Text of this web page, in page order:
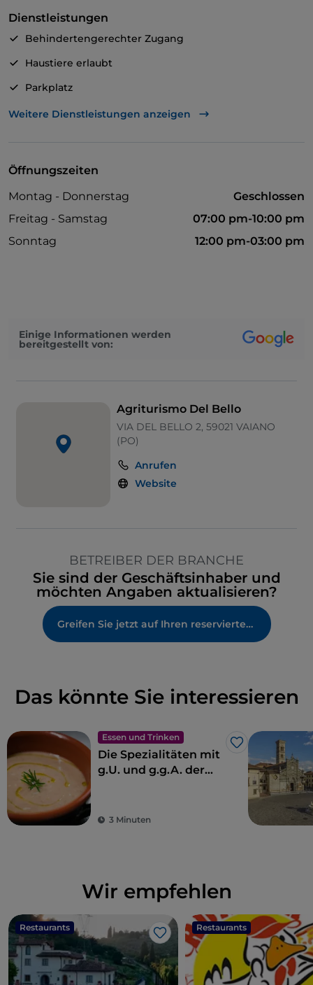
Dienstleistungen
Behindertengerechter Zugang
Haustiere erlaubt
Parkplatz
Tische im Außenbereich
Weitere Dienstleistungen anzeigen
Öffnungszeiten
Montag - Donnerstag
Geschlossen
Freitag - Samstag
07:00 pm-10:00 pm
Sonntag
12:00 pm-03:00 pm
Einige Informationen werden
bereitgestellt von:
Agriturismo Del Bello
VIA DEL BELLO 2, 59021 VAIANO
(PO)
Anrufen
Website
BETREIBER DER BRANCHE
Sie sind der Geschäftsinhaber und
möchten Angaben aktualisieren?
Greifen Sie jetzt auf Ihren reservierten Bereich zu
Das könnte Sie interessieren
Essen und Trinken
Like
Die Spezialitäten mit
g.U. und g.g.A. der
3 Minuten
Wir empfehlen
Restaurants
Like
Restaurants